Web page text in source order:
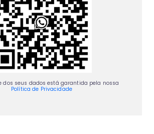
dos seus dados está garantida pela nossa
Política de Privacidade